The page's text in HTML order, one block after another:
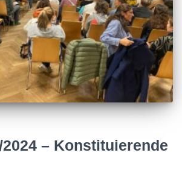
– Konstituierende